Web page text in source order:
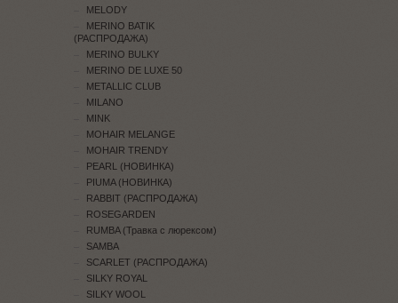
MELODY
MERINO BATIK
(РАСПРОДАЖА)
MERINO BULKY
MERINO DE LUXE 50
METALLIC CLUB
MILANO
MINK
MOHAIR MELANGE
MOHAIR TRENDY
PEARL (НОВИНКА)
PIUMA (НОВИНКА)
RABBIT (РАСПРОДАЖА)
ROSEGARDEN
RUMBA (Травка с люрексом)
SAMBA
SCARLET (РАСПРОДАЖА)
SILKY ROYAL
SILKY WOOL